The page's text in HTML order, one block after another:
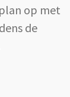
op met
de